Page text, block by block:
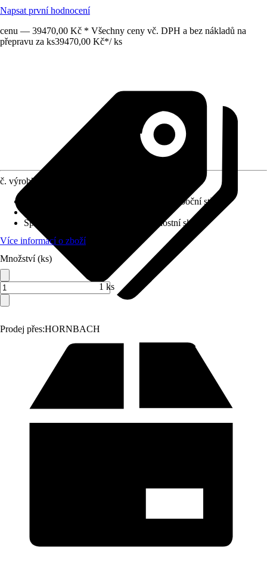
Napsat první hodnocení
cenu — 39470,00 Kč * Všechny ceny vč. DPH a bez nákladů na
přepravu za ks39470,00 Kč*/ ks
Prodej přes:HORNBACH
č. výrobku
Sprchové dveře s boční stěnou
Sprchové kouty sklo
8 mm Bezpečnostní sklo
Více informací o zboží
Množství (ks)
1 ks